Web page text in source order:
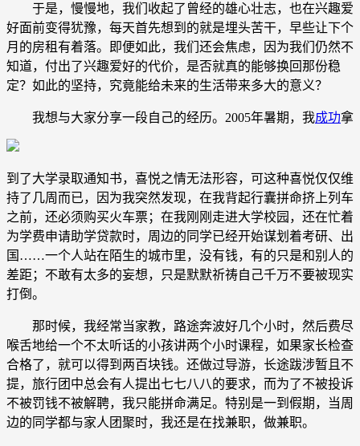
于是，慢慢地，我们收起了曾经的雄心壮志，也在兴趣爱
好面前变得犹豫，每天首先想到的就是埋头苦干，早些让下个
月的房租有着落。即便如此，我们还会焦虑，因为我们仍然不
知道，付出了兴趣爱好的代价，是否就真的能够换回那份稳
定？如此的坚持，究竟能给未来的生活带来多大的意义？
我想与大家分享一段自己的经历。2005年暑期，我成功拿
到了大学录取通知书，喜悦之情无法形容，可这种喜悦仅仅维
持了几周而已，因为我突然发现，在我背起行囊拼命挤上列车
之前，还必须购买火车票；在我刚刚走进大学校园，还在忙着
为学费申请助学贷款时，周边的同学已经开始谋划着考研、出
国……一个人站在陌生的城市里，没有钱，有的只是和别人的
差距；不敢有太多的妄想，只是默默祈祷自己千万不要被现实
打倒。
那时候，我经常当家教，路途奔波好几个小时，然后费尽
喉舌地给一个不太听话的小孩讲两个小时课程，如果家长检查
合格了，就可以得到两百块钱。还做过导游，长途跋涉暂且不
提，旅行团中总会有人提出七七八八的要求，而为了不被投诉
不被罚钱不被解聘，我只能拼命满足。特别是一到假期，当周
边的同学都与家人团聚时，我还是在找兼职，做兼职。